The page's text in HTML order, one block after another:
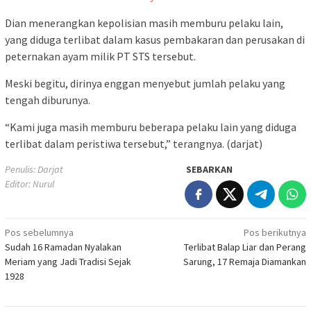
Dian menerangkan kepolisian masih memburu pelaku lain,
yang diduga terlibat dalam kasus pembakaran dan perusakan di
peternakan ayam milik PT STS tersebut.
Meski begitu, dirinya enggan menyebut jumlah pelaku yang
tengah diburunya.
“Kami juga masih memburu beberapa pelaku lain yang diduga
terlibat dalam peristiwa tersebut,” terangnya. (darjat)
Penulis: Darjat
Editor: Nurul
SEBARKAN
Navigasi
pos
Pos sebelumnya
Sudah 16 Ramadan Nyalakan
Meriam yang Jadi Tradisi Sejak
1928
Pos berikutnya
Terlibat Balap Liar dan Perang
Sarung, 17 Remaja Diamankan